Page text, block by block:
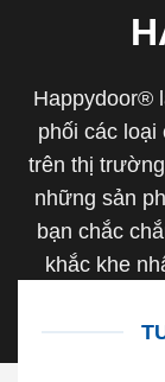
Happydoor®
phối các
trên thị
những sản
bạn chắc
khắc khe